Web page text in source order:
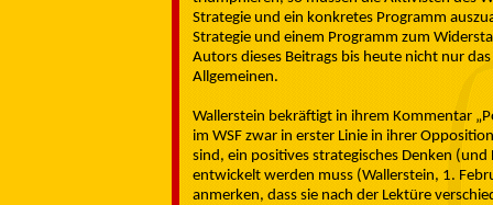
Strategie und ein konkretes Programm
Strategie und einem Programm zum
Autors dieses Beitrags bis heute nicht nur
Allgemeinen.
Wallerstein bekräftigt in ihrem Kommentar
im WSF zwar in erster Linie in ihrer
sind, ein positives strategisches Denken
entwickelt werden muss (Wallerstein, 1.
anmerken, dass sie nach der Lektüre